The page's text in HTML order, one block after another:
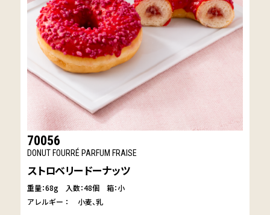
70056
DONUT FOURRÉ PARFUM FRAISE
ストロベリードーナッツ
重量：68g
入数：48個 箱：小
アレルギー：
小麦 乳